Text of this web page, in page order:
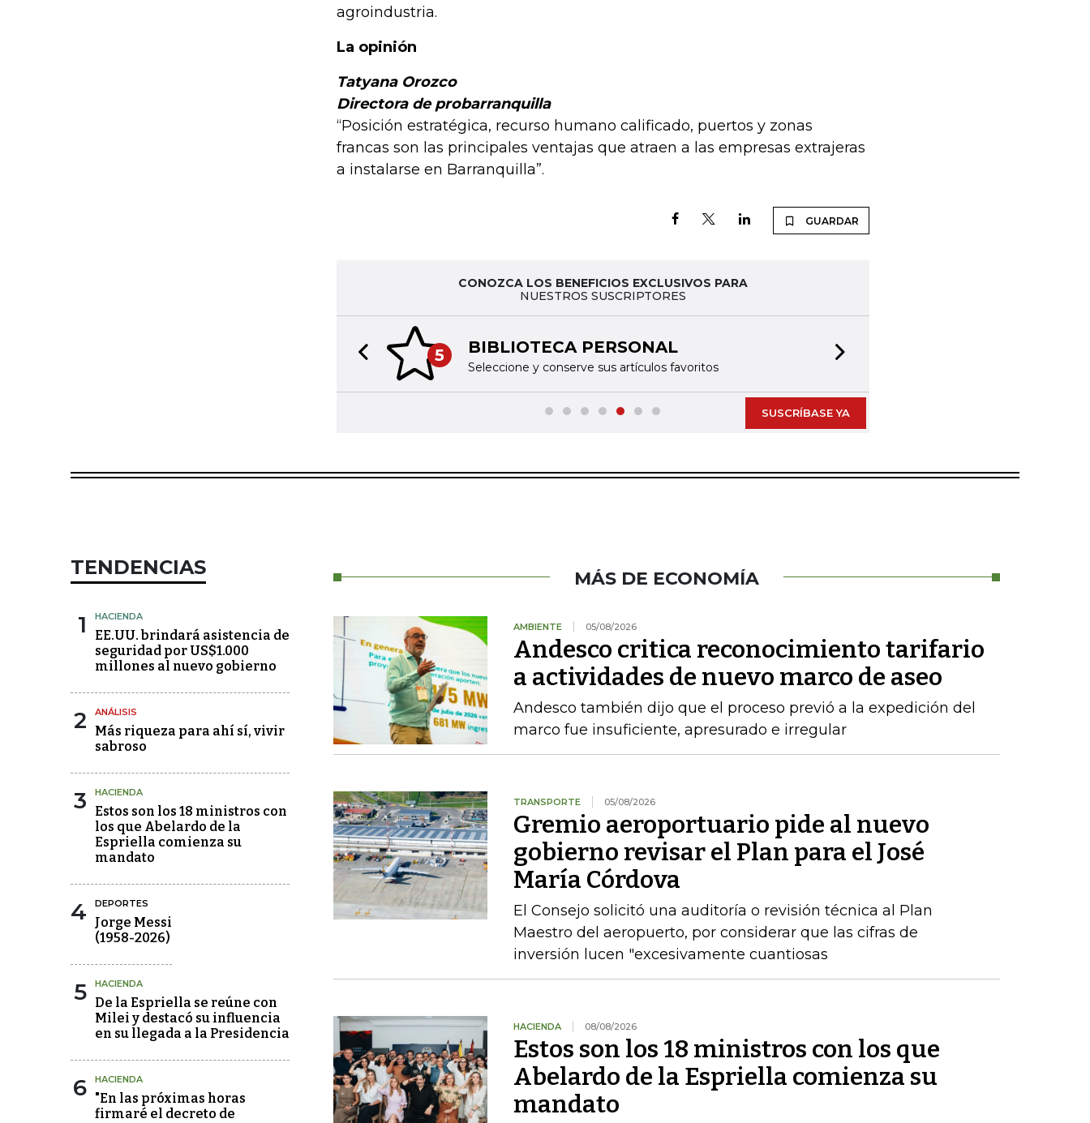
agroindustria.
La opinión
Tatyana Orozco
Directora de probarranquilla
“Posición estratégica, recurso humano calificado, puertos y zonas
francas son las principales ventajas que atraen a las empresas extrajeras
a instalarse en Barranquilla”.
GUARDAR
CONOZCA LOS BENEFICIOS EXCLUSIVOS PARA
NUESTROS SUSCRIPTORES
5 BIBLIOTECA PERSONAL
Seleccione y conserve sus artículos favoritos
Previous slide
SUSCRÍBASE YA
TENDENCIAS
1 HACIENDA
EE.UU. brindará asistencia de
seguridad por US$1.000
millones al nuevo gobierno
2 ANÁLISIS
Más riqueza para ahí sí, vivir
sabroso
3 HACIENDA
Estos son los 18 ministros con
los que Abelardo de la
Espriella comienza su
mandato
4 DEPORTES
Jorge Messi
(1958-2026)
5 HACIENDA
De la Espriella se reúne con
Milei y destacó su influencia
en su llegada a la Presidencia
6 HACIENDA
"En las próximas horas
firmaré el decreto de
MÁS DE ECONOMÍA
AMBIENTE 05/08/2026
Andesco critica reconocimiento tarifario
a actividades de nuevo marco de aseo
Andesco también dijo que el proceso previó a la expedición del
marco fue insuficiente, apresurado e irregular
TRANSPORTE 05/08/2026
Gremio aeroportuario pide al nuevo
gobierno revisar el Plan para el José
María Córdova
El Consejo solicitó una auditoría o revisión técnica al Plan
Maestro del aeropuerto, por considerar que las cifras de
inversión lucen "excesivamente cuantiosas
HACIENDA 08/08/2026
Estos son los 18 ministros con los que
Abelardo de la Espriella comienza su
mandato